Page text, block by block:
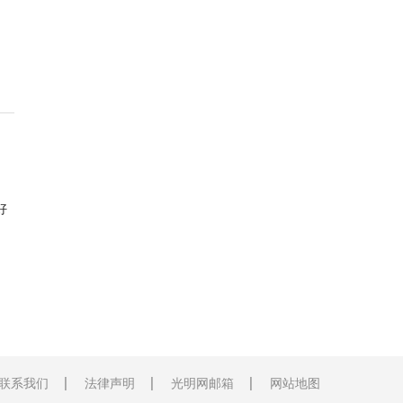
系我们 法律声明 光明网邮箱 网站地图